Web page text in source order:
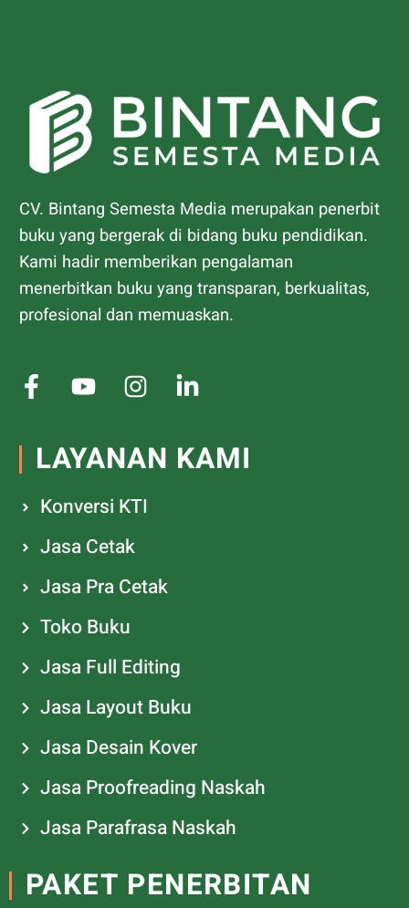
CV. Bintang Semesta Media merupakan penerbit
buku yang bergerak di bidang buku pendidikan.
Kami hadir memberikan pengalaman
menerbitkan buku yang transparan, berkualitas,
profesional dan memuaskan.
LAYANAN KAMI
Konversi KTI
Jasa Cetak
Jasa Pra Cetak
Toko Buku
Jasa Full Editing
Jasa Layout Buku
Jasa Desain Kover
Jasa Proofreading Naskah
Jasa Parafrasa Naskah
PAKET PENERBITAN